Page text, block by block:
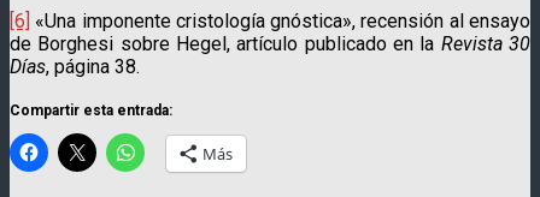
[6] «Una imponente cristología gnóstica», recensión al ensayo
de Borghesi sobre Hegel, artículo publicado en la Revista 30
Días, página 38.
Compartir esta entrada:
Más